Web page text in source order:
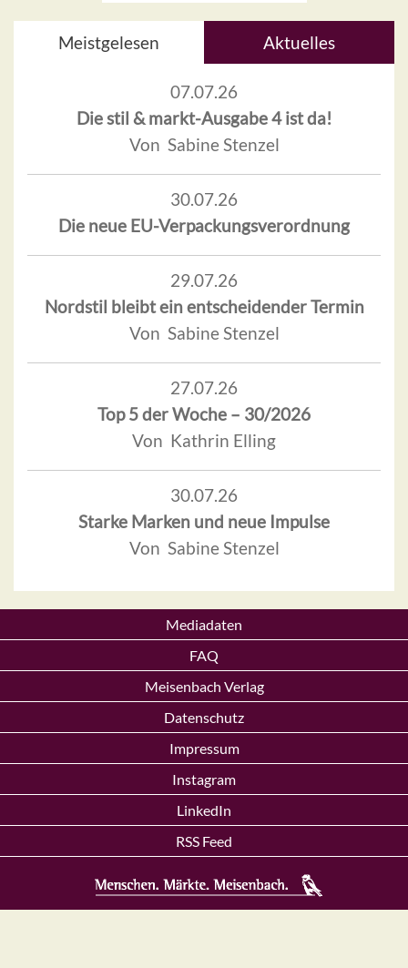
Meistgelesen Aktuelles
07.07.26
Die stil & markt-Ausgabe 4 ist da!
Von Sabine Stenzel
30.07.26
Die neue EU-Verpackungsverordnung
29.07.26
Nordstil bleibt ein entscheidender Termin
Von Sabine Stenzel
27.07.26
Top 5 der Woche – 30/2026
Von Kathrin Elling
30.07.26
Starke Marken und neue Impulse
Von Sabine Stenzel
Mediadaten
FAQ
Meisenbach Verlag
Datenschutz
Impressum
Instagram
LinkedIn
RSS Feed